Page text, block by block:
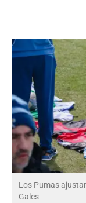
Los Pumas
Gales